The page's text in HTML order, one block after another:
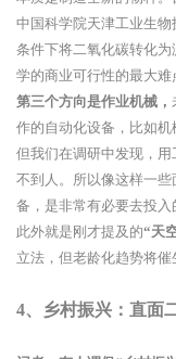
中国科学院天津工业生
条件下将二氧化碳转化
学的商业可行性的最大难
第三个方向是作业机械，
作的自动化设备，比如机
但我们在调研中发现，
不到人。所以像这样一
备，是非常有必要去投入
此外就是刚才提及的“天
立法，但老龄化趋势将催
4、 乡村振兴：直面